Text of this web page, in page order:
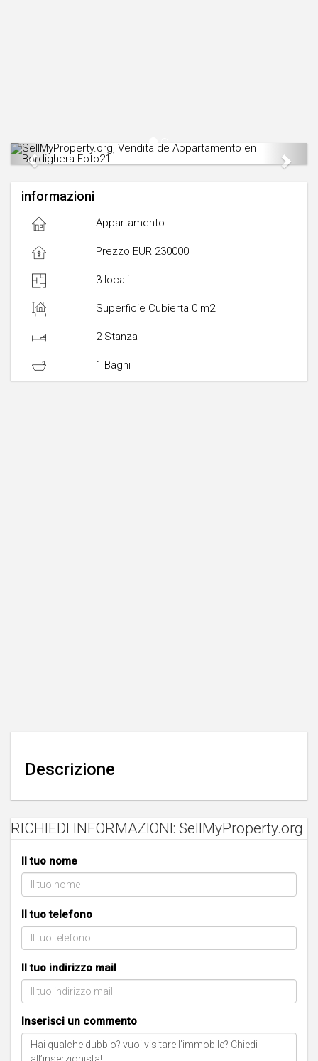
Previous Next
informazioni
Appartamento
Prezzo EUR 230000
3 locali
Superficie Cubierta 0 m2
2 Stanza
1 Bagni
Descrizione
RICHIEDI INFORMAZIONI: SellMyProperty.org
Il tuo nome
Il tuo telefono
Il tuo indirizzo mail
Inserisci un commento